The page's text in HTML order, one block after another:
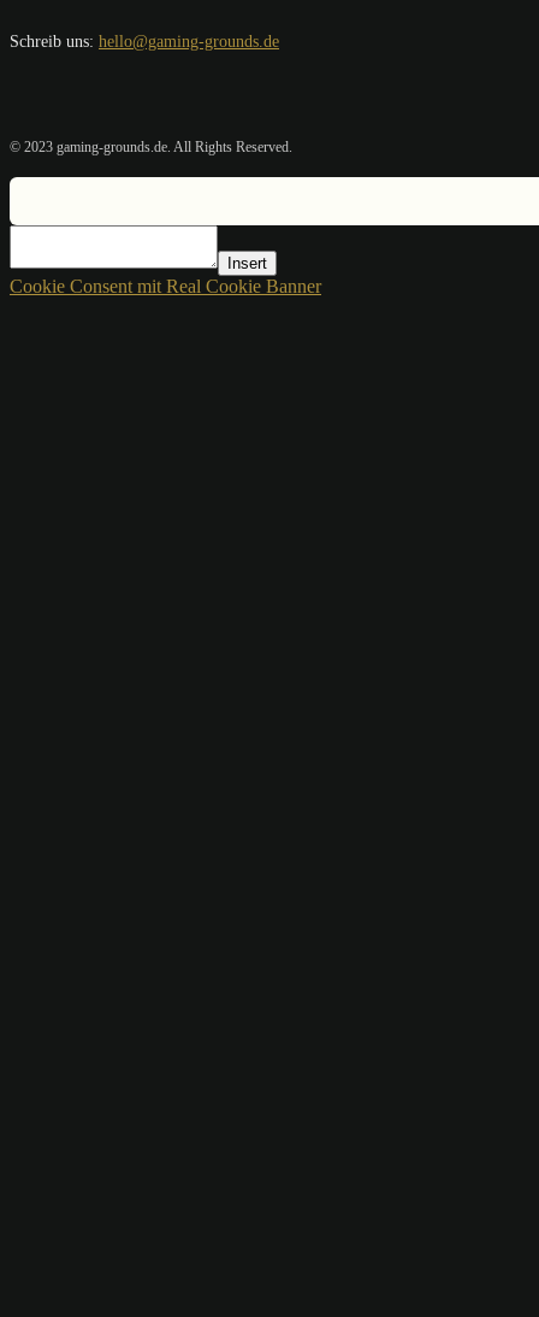
Schreib uns: hello@gaming-grounds.de
© 2023 gaming-grounds.de. All Rights Reserved.
Insert
Cookie Consent mit Real Cookie Banner